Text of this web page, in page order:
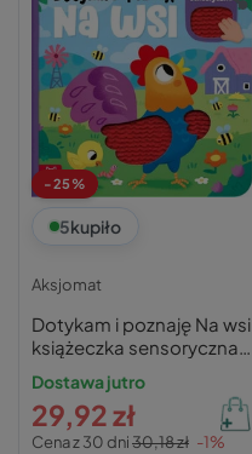
-25%
5kupiło
Aksjomat
Dotykam i poznaję Na wsi
książeczka sensoryczna
Aksjomat praca zbiorowa
Dostawa jutro
Cena z 30 dni30,18 zł -1%
29,92 zł